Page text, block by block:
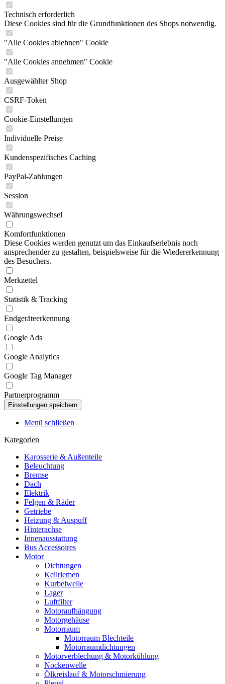
Technisch erforderlich
Diese Cookies sind für die Grundfunktionen des Shops notwendig.
"Alle Cookies ablehnen" Cookie
"Alle Cookies annehmen" Cookie
Ausgewählter Shop
CSRF-Token
Cookie-Einstellungen
Individuelle Preise
Kundenspezifisches Caching
PayPal-Zahlungen
Session
Währungswechsel
Komfortfunktionen
Diese Cookies werden genutzt um das Einkaufserlebnis noch
ansprechender zu gestalten, beispielsweise für die Wiedererkennung
des Besuchers.
Merkzettel
Statistik & Tracking
Endgeräteerkennung
Google Ads
Google Analytics
Google Tag Manager
Partnerprogramm
Menü schließen
Kategorien
Karosserie & Außenteile
Beleuchtung
Bremse
Dach
Elektrik
Felgen & Räder
Getriebe
Heizung & Auspuff
Hinterachse
Innenausstattung
Bus Accessoires
Motor
Dichtungen
Keilriemen
Kurbelwelle
Lager
Luftfilter
Motoraufhängung
Motorgehäuse
Motorraum
Motorraum Blechteile
Motorraumdichtungen
Motorverblechung & Motorkühlung
Nockenwelle
Ölkreislauf & Motorschmierung